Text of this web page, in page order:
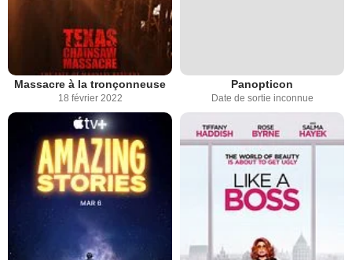
Massacre à la tronçonneuse
18 février 2022
Panopticon
Date de sortie inconnue